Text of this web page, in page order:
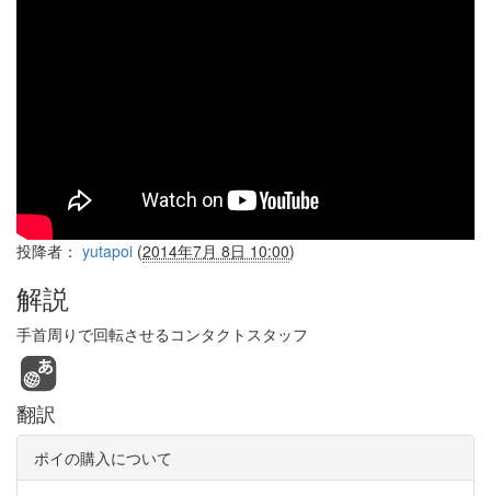
投降者： yutapoi (2014年7月 8日 10:00)
解説
手首周りで回転させるコンタクトスタッフ
翻訳
ポイの購入について